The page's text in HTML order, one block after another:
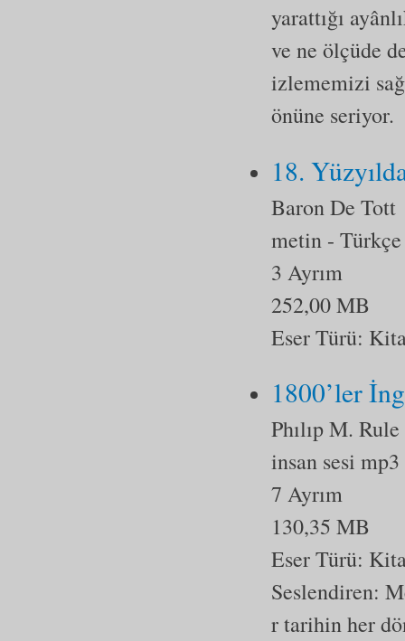
yarattığı
ve ne ölçüde
izlememizi
önüne seriyor.
18.
Baron De Tott
metin - Türkçe
3 Ayrım
252,00 MB
Eser Türü:
1800’ler
Phılıp M. Rule
insan sesi mp3
7 Ayrım
130,35 MB
Eser Türü:
Seslendiren:
r tarihin her